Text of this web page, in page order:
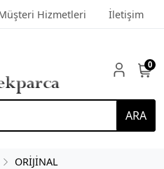
Hizmetleri İletişim
ARA
0
ORİJİNAL